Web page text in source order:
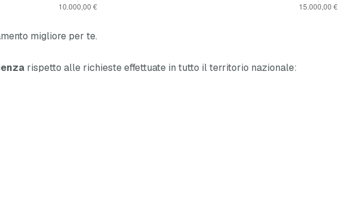
migliore per te.
rispetto alle richieste effettuate in tutto il territorio nazionale: